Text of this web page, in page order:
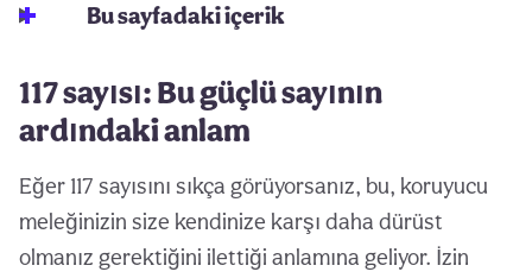
Bu sayfadaki içerik
117 sayısı: Bu güçlü sayının
ardındaki anlam
Eğer 117 sayısını sıkça görüyorsanız, bu, koruyucu
meleğinizin size kendinize karşı daha dürüst
olmanız gerektiğini ilettiği anlamına geliyor. İzin